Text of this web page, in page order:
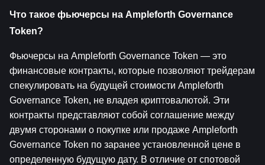
Что такое фьючерсы на Ampleforth Governance
Token?
Фьючерсы на Ampleforth Governance Token — это
финансовые контракты, которые позволяют трейдерам
спекулировать на будущей стоимости Ampleforth
Governance Token, не владея криптовалютой. Эти
контракты представляют собой соглашение между
двумя сторонами о покупке или продаже Ampleforth
Governance Token по заранее установленной цене в
определенную будущую дату. В отличие от спотовой